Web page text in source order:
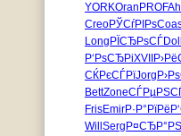
YORKOran PROF
CreoРЎСѓРІРѕ
Long РЇСЂРѕСЃ
Р‘РѕСЂРіXVII
СЌРєСЃРїJorg
BettZone
FrisEmirР·Р°РїРё
Will Serg Р¤СЂР°РЅ